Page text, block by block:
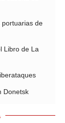
portuarias de
Libro de La
Donetsk